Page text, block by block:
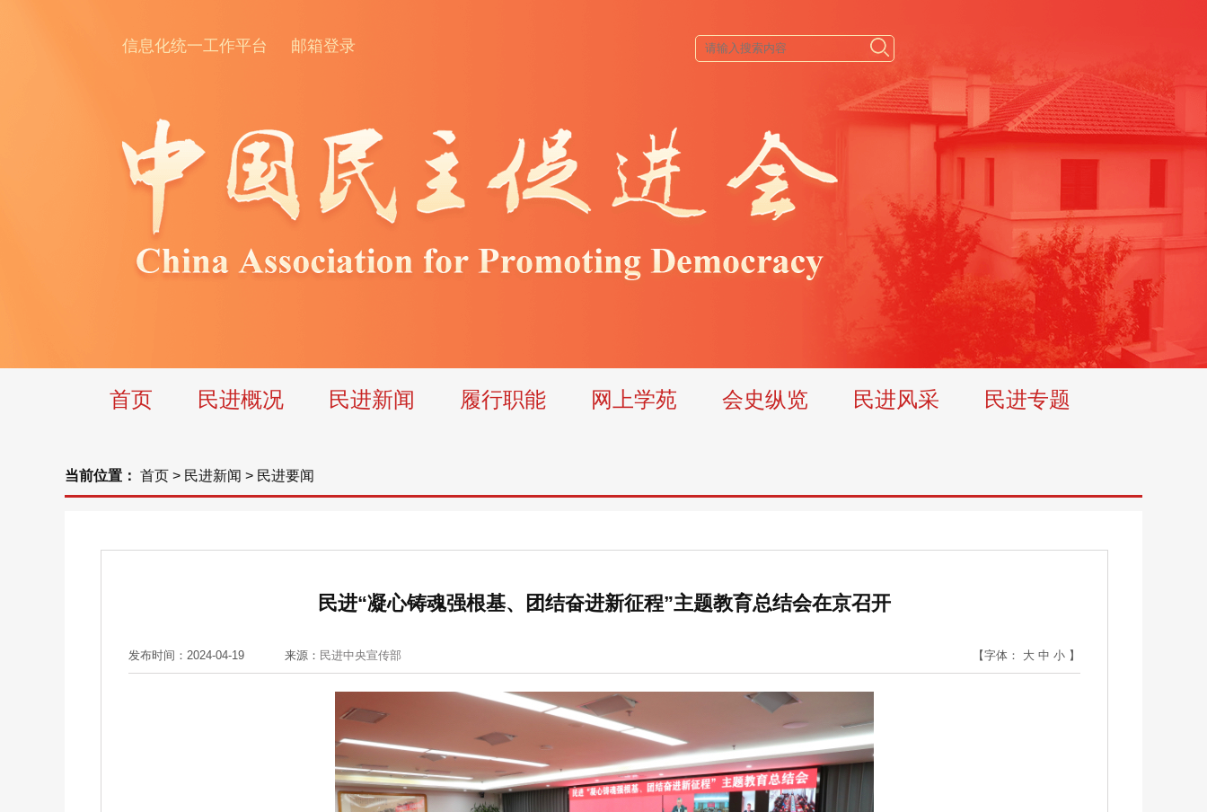
信息化统一工作平台 邮箱登录
首页 民进概况 民进新闻 履行职能 网上学苑 会史纵览 民进风采 民进专题
当前位置： 首页 > 民进新闻 > 民进要闻
民进“凝心铸魂强根基、团结奋进新征程”主题教育总结会在京召开
发布时间：2024-04-19 来源： 民进中央宣传部 【字体： 大 中 小 】